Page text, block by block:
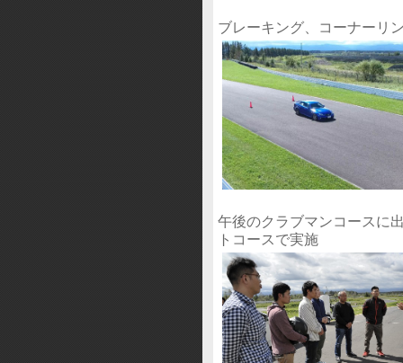
ブレーキング、コーナーリ
午後のクラブマンコースに
トコースで実施